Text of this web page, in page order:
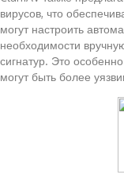
вирусов, что
могут настроить
необходимости
сигнатур. Это
могут быть более